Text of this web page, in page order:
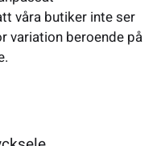
våra butiker inte ser
variation beroende på